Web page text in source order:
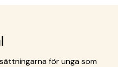
för unga som